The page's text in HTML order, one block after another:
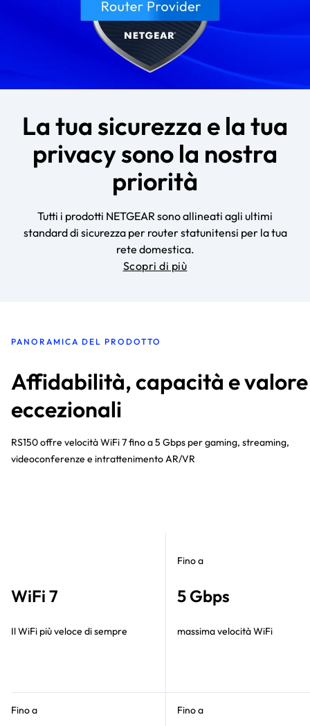
La tua sicurezza e la tua
privacy sono la nostra
priorità
Tutti i prodotti NETGEAR sono allineati agli ultimi
standard di sicurezza per router statunitensi per la tua
rete domestica.
Scopri di più
PANORAMICA DEL PRODOTTO
Affidabilità, capacità e valore
eccezionali
RS150 offre velocità WiFi 7 fino a 5 Gbps per gaming, streaming,
videoconferenze e intrattenimento AR/VR
WiFi 7
Il WiFi più veloce di sempre
Fino a
5 Gbps
massima velocità WiFi
Fino a Fino a